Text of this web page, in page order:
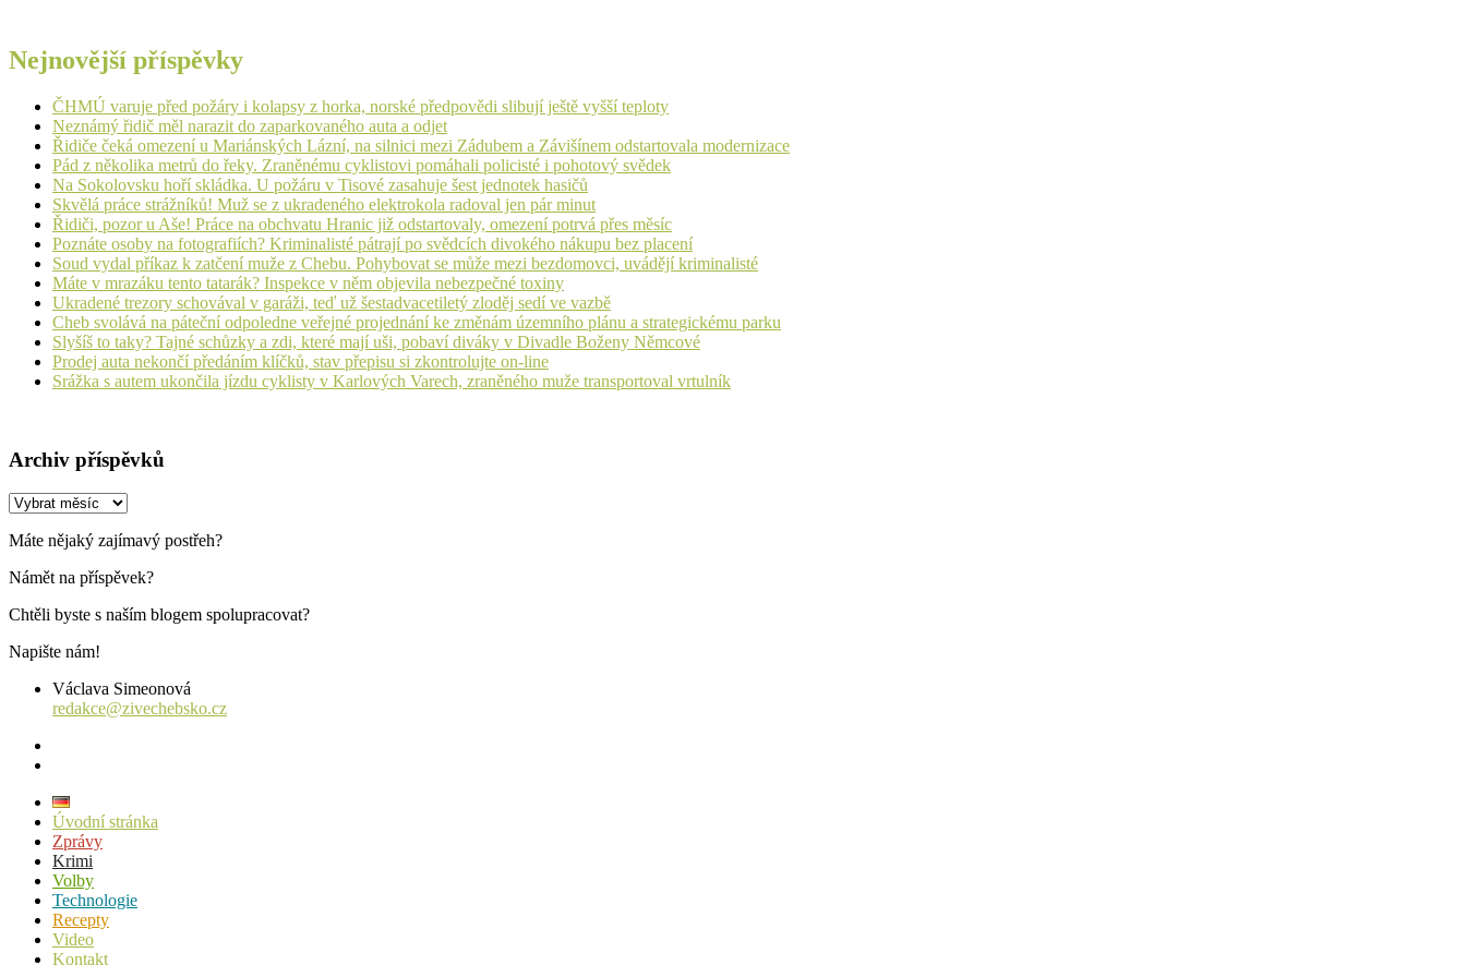
Nejnovější příspěvky
ČHMÚ varuje před požáry i kolapsy z horka, norské předpovědi slibují ještě vyšší teploty
Neznámý řidič měl narazit do zaparkovaného auta a odjet
Řidiče čeká omezení u Mariánských Lázní, na silnici mezi Zádubem a Závišínem odstartovala modernizace
Pád z několika metrů do řeky. Zraněnému cyklistovi pomáhali policisté i pohotový svědek
Na Sokolovsku hoří skládka. U požáru v Tisové zasahuje šest jednotek hasičů
Skvělá práce strážníků! Muž se z ukradeného elektrokola radoval jen pár minut
Řidiči, pozor u Aše! Práce na obchvatu Hranic již odstartovaly, omezení potrvá přes měsíc
Poznáte osoby na fotografiích? Kriminalisté pátrají po svědcích divokého nákupu bez placení
Soud vydal příkaz k zatčení muže z Chebu. Pohybovat se může mezi bezdomovci, uvádějí kriminalisté
Máte v mrazáku tento tatarák? Inspekce v něm objevila nebezpečné toxiny
Ukradené trezory schovával v garáži, teď už šestadvacetiletý zloděj sedí ve vazbě
Cheb svolává na páteční odpoledne veřejné projednání ke změnám územního plánu a strategickému parku
Slyšíš to taky? Tajné schůzky a zdi, které mají uši, pobaví diváky v Divadle Boženy Němcové
Prodej auta nekončí předáním klíčků, stav přepisu si zkontrolujte on-line
Srážka s autem ukončila jízdu cyklisty v Karlových Varech, zraněného muže transportoval vrtulník
Archiv příspěvků
Archiv
Máte nějaký zajímavý postřeh?
Námět na příspěvek?
Chtěli byste s naším blogem spolupracovat?
Napište nám!
Václava Simeonová
redakce@zivechebsko.cz
Úvodní stránka
Zprávy
Krimi
Volby
Technologie
Recepty
Video
Kontakt